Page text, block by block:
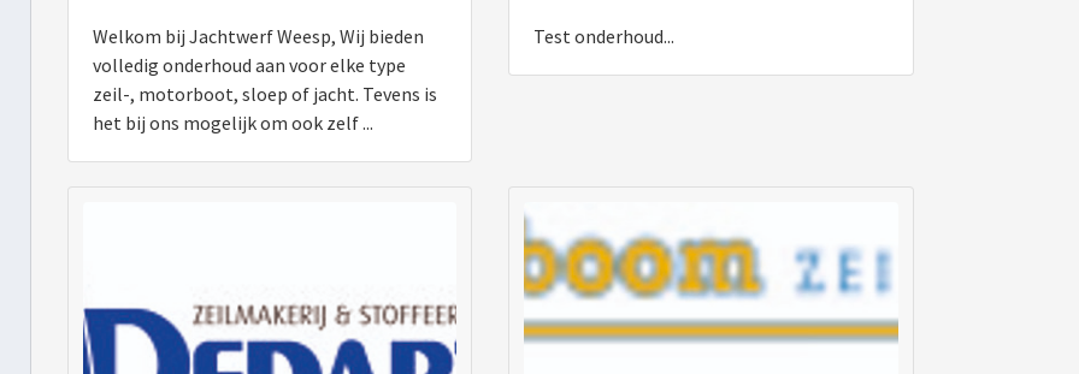
Welkom bij Jachtwerf Weesp, Wij bieden
volledig onderhoud aan voor elke type
zeil-, motorboot, sloep of jacht. Tevens is
het bij ons mogelijk om ook zelf ...
Test onderhoud...